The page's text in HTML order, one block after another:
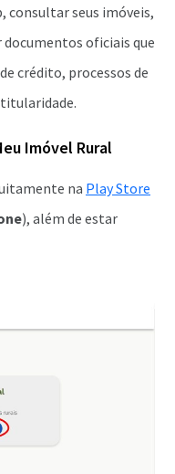
consultar seus imóveis,
oficiais que
crédito, processos de
Imóvel Rural
na Play Store
), além de estar